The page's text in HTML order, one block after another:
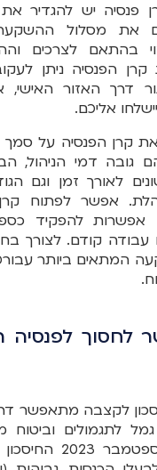
פנסיה יש להגדיר
את מסלול ההשקעה
בהתאם לצרכים
הפנסיה ניתן
דרך האזור האישי,
אליכם.
קרן הפנסיה על
גובה דמי הניהול,
לאורך זמן וגם
אפשר לפתוח
אפשרות להפקיד
קודם. לצורך
המתאים ביותר
לחסוך לפנסיה
לתגמולים וביטוח
זאת, החל